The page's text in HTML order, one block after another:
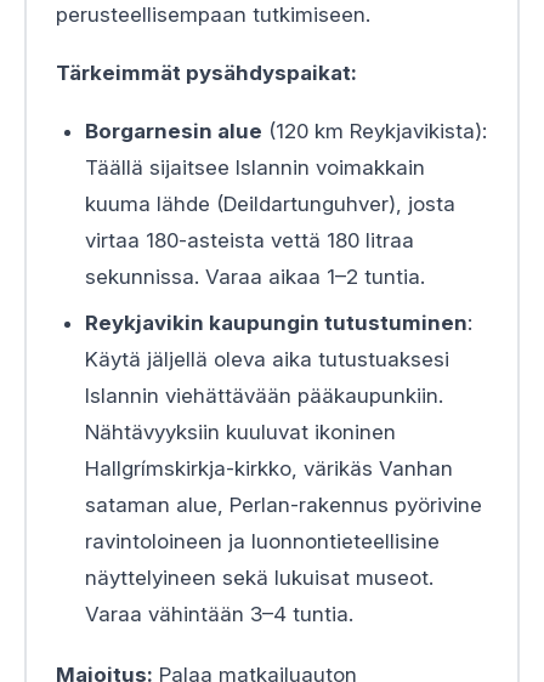
perusteellisempaan tutkimiseen.
Tärkeimmät pysähdyspaikat:
Borgarnesin alue (120 km Reykjavikista):
Täällä sijaitsee Islannin voimakkain
kuuma lähde (Deildartunguhver), josta
virtaa 180-asteista vettä 180 litraa
sekunnissa. Varaa aikaa 1–2 tuntia.
Reykjavikin kaupungin tutustuminen:
Käytä jäljellä oleva aika tutustuaksesi
Islannin viehättävään pääkaupunkiin.
Nähtävyyksiin kuuluvat ikoninen
Hallgrímskirkja-kirkko, värikäs Vanhan
sataman alue, Perlan-rakennus pyörivine
ravintoloineen ja luonnontieteellisine
näyttelyineen sekä lukuisat museot.
Varaa vähintään 3–4 tuntia.
Majoitus: Palaa matkailuauton